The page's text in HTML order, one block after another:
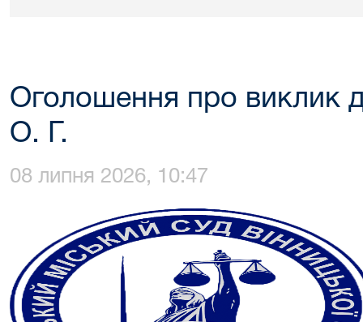
Оголошення про виклик
О. Г.
08 липня 2026, 10:47